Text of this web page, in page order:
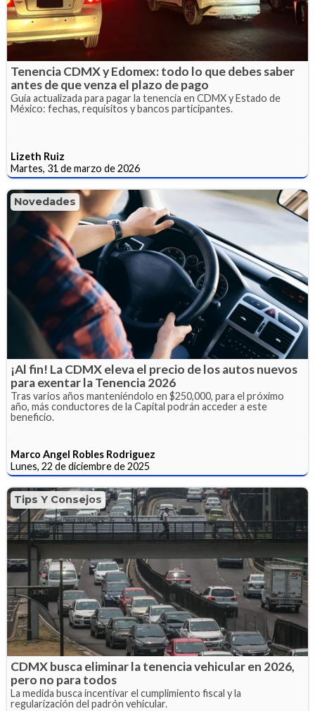
Tenencia CDMX y Edomex: todo lo que debes saber
antes de que venza el plazo de pago
Guía actualizada para pagar la tenencia en CDMX y Estado de
México: fechas, requisitos y bancos participantes.
Lizeth Ruiz
Martes, 31 de marzo de 2026
Novedades
¡Al fin! La CDMX eleva el precio de los autos nuevos
para exentar la Tenencia 2026
Tras varios años manteniéndolo en $250,000, para el próximo
año, más conductores de la Capital podrán acceder a este
beneficio.
Marco Angel Robles Rodriguez
Lunes, 22 de diciembre de 2025
Tips Y Consejos
CDMX busca eliminar la tenencia vehicular en 2026,
pero no para todos
La medida busca incentivar el cumplimiento fiscal y la
regularización del padrón vehicular.